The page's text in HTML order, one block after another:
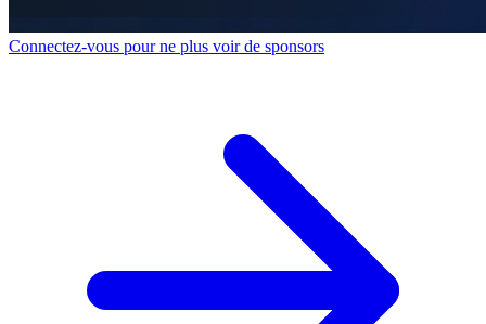
Connectez-vous pour ne plus voir de sponsors